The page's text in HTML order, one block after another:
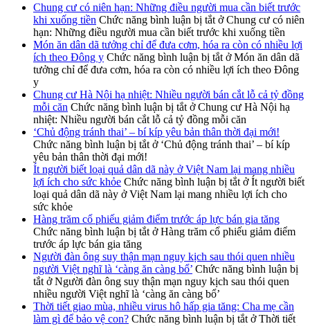
Chung cư có niên hạn: Những điều người mua cần biết trước
khi xuống tiền Chức năng bình luận bị tắt ở Chung cư có niên
hạn: Những điều người mua cần biết trước khi xuống tiền
Món ăn dân dã tưởng chỉ để đưa cơm, hóa ra còn có nhiều lợi
ích theo Đông y Chức năng bình luận bị tắt ở Món ăn dân dã
tưởng chỉ để đưa cơm, hóa ra còn có nhiều lợi ích theo Đông
y
Chung cư Hà Nội hạ nhiệt: Nhiều người bán cắt lỗ cả tỷ đồng
mỗi căn Chức năng bình luận bị tắt ở Chung cư Hà Nội hạ
nhiệt: Nhiều người bán cắt lỗ cả tỷ đồng mỗi căn
‘Chủ động tránh thai’ – bí kíp yêu bản thân thời đại mới!
Chức năng bình luận bị tắt ở ‘Chủ động tránh thai’ – bí kíp
yêu bản thân thời đại mới!
Ít người biết loại quả dân dã này ở Việt Nam lại mang nhiều
lợi ích cho sức khỏe Chức năng bình luận bị tắt ở Ít người biết
loại quả dân dã này ở Việt Nam lại mang nhiều lợi ích cho
sức khỏe
Hàng trăm cổ phiếu giảm điểm trước áp lực bán gia tăng
Chức năng bình luận bị tắt ở Hàng trăm cổ phiếu giảm điểm
trước áp lực bán gia tăng
Người đàn ông suy thận mạn nguy kịch sau thói quen nhiều
người Việt nghĩ là ‘càng ăn càng bổ’ Chức năng bình luận bị
tắt ở Người đàn ông suy thận mạn nguy kịch sau thói quen
nhiều người Việt nghĩ là ‘càng ăn càng bổ’
Thời tiết giao mùa, nhiều virus hô hấp gia tăng: Cha mẹ cần
làm gì để bảo vệ con? Chức năng bình luận bị tắt ở Thời tiết